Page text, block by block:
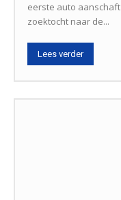
eerste auto
zoektocht naar de...
Lees verder